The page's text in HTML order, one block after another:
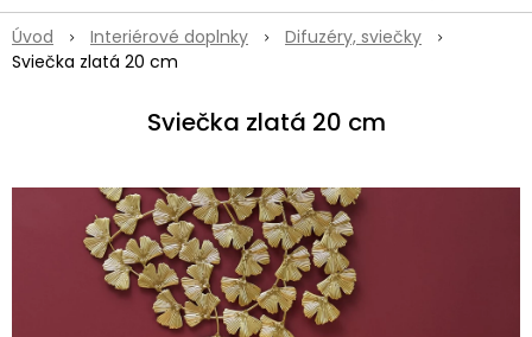
Úvod Interiérové doplnky
Difuzéry, sviečky
Sviečka zlatá 20 cm
Sviečka zlatá 20 cm